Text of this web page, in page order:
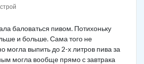
баловаться пивом. Потихоньку
и больше. Сама того не
могла выпить до 2-х литров пива за
могла вообще прямо с завтрака